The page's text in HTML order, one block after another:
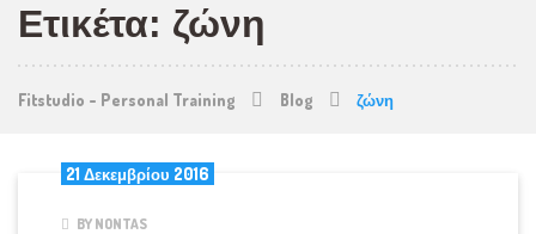
Ετικέτα: ζώνη
Fitstudio - Personal Training Blog ζώνη
21 Δεκεμβρίου 2016
BY NONTAS